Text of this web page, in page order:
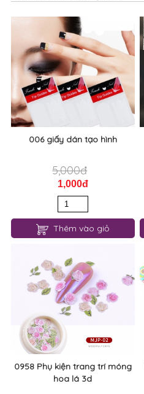
006 giấy dán tạo hình
5,000đ
1,000đ
Thêm vào giỏ
0958 Phụ kiện trang trí móng
hoa lá 3d